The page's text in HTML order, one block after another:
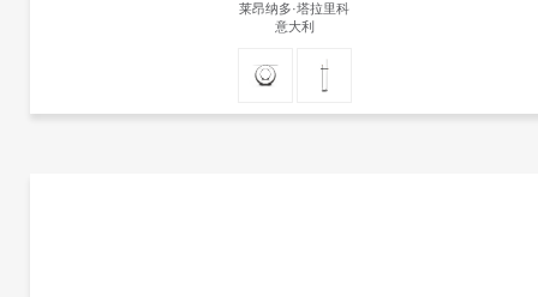
莱昂纳多·塔拉里科
意大利